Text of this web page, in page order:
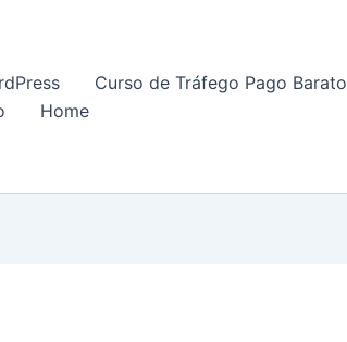
Curso de Tráfego Pago Barato
Home